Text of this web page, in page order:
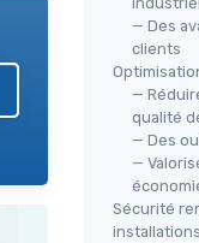
— Des
clients
—
qualité
— Des
—
Sécurité
installations